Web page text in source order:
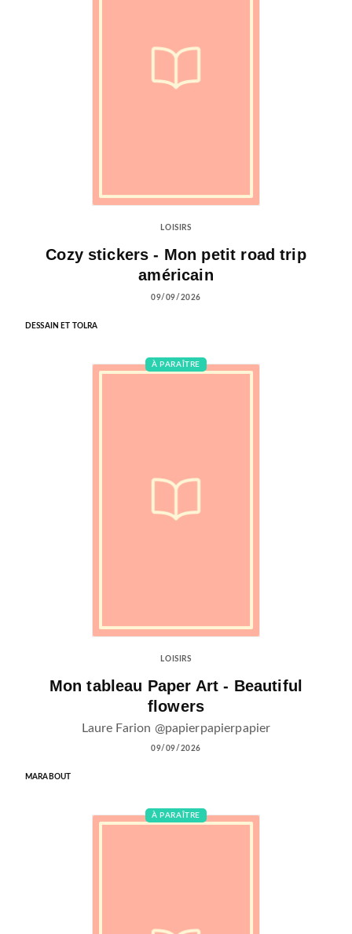
LOISIRS
Cozy stickers - Mon petit road trip
américain
09/09/2026
DESSAIN ET TOLRA
À PARAÎTRE
LOISIRS
Mon tableau Paper Art - Beautiful
flowers
Laure Farion @papierpapierpapier
09/09/2026
MARABOUT
À PARAÎTRE